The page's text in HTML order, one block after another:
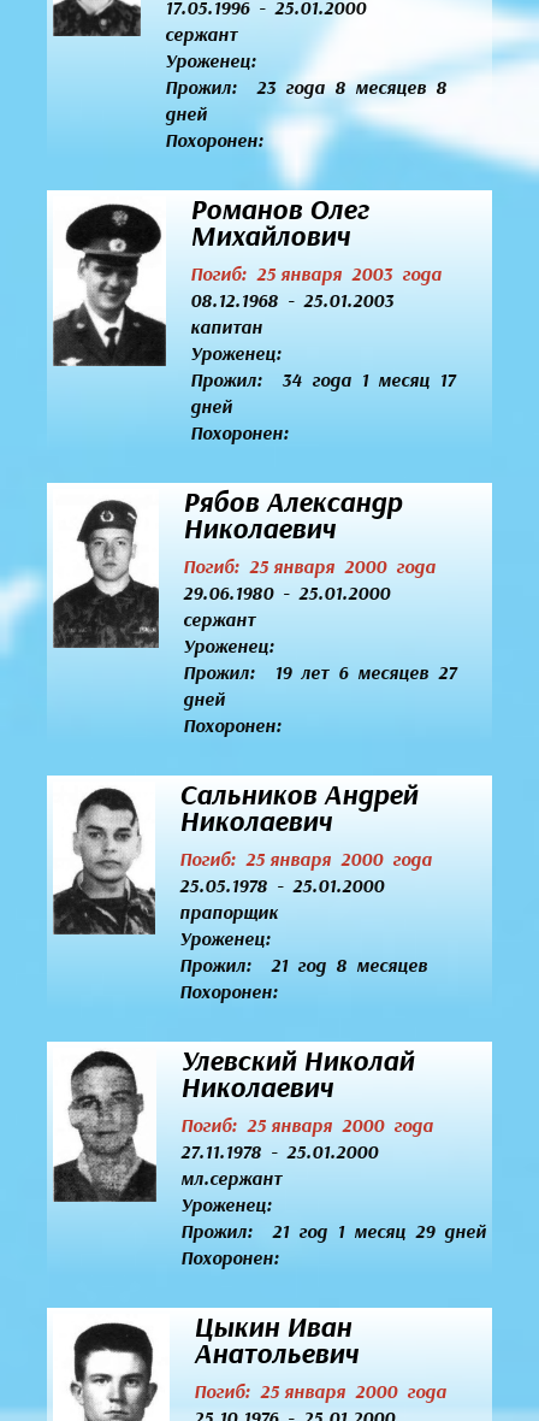
17.05.1996 - 25.01.2000
сержант
Уроженец:
Прожил: 23 года 8 месяцев 8
дней
Похоронен:
Романов Олег
Михайлович
Погиб: 25 января 2003 года
08.12.1968 - 25.01.2003
капитан
Уроженец:
Прожил: 34 года 1 месяц 17
дней
Похоронен:
Рябов Александр
Николаевич
Погиб: 25 января 2000 года
29.06.1980 - 25.01.2000
сержант
Уроженец:
Прожил: 19 лет 6 месяцев 27
дней
Похоронен:
Сальников Андрей
Николаевич
Погиб: 25 января 2000 года
25.05.1978 - 25.01.2000
прапорщик
Уроженец:
Прожил: 21 год 8 месяцев
Похоронен:
Улевский Николай
Николаевич
Погиб: 25 января 2000 года
27.11.1978 - 25.01.2000
мл.сержант
Уроженец:
Прожил: 21 год 1 месяц 29 дней
Похоронен:
Цыкин Иван
Анатольевич
Погиб: 25 января 2000 года